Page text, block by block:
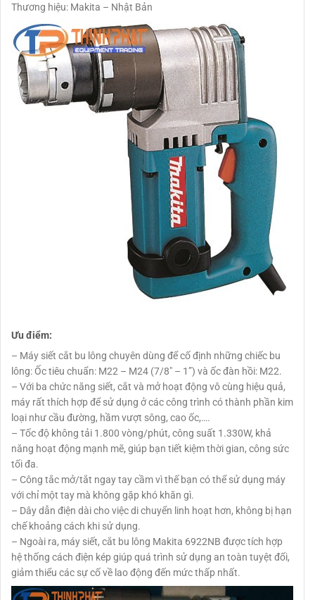
Thương hiệu: Makita – Nhật Bản
Ưu điểm:
– Máy siết cắt bu lông chuyên dùng để cố định những chiếc bu
lông: Ốc tiêu chuẩn: M22 – M24 (7/8″ – 1”) và ốc đàn hồi: M22.
– Với ba chức năng siết, cắt và mở hoạt động vô cùng hiệu quả,
máy rất thích hợp để sử dụng ở các công trình có thành phần kim
loại như cầu đường, hầm vượt sông, cao ốc,….
– Tốc độ không tải 1.800 vòng/phút, công suất 1.330W, khả
năng hoạt động mạnh mẽ, giúp bạn tiết kiệm thời gian, công sức
tối đa.
– Công tắc mở/tắt ngay tay cầm vì thế bạn có thể sử dụng máy
với chỉ một tay mà không gặp khó khăn gì.
– Dây dẫn điện dài cho việc di chuyển linh hoạt hơn, không bị hạn
chế khoảng cách khi sử dụng.
– Ngoài ra, máy siết, cắt bu lông Makita 6922NB được tích hợp
hệ thống cách điện kép giúp quá trình sử dụng an toàn tuyệt đối,
giảm thiểu các sự cố về lao động đến mức thấp nhất.